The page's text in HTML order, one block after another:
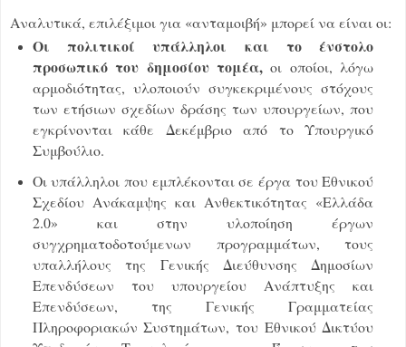
Αναλυτικά, επιλέξιμοι για «ανταμοιβή» μπορεί να είναι οι:
Οι πολιτικοί υπάλληλοι και το ένστολο
προσωπικό του δημοσίου τομέα, οι οποίοι, λόγω
αρμοδιότητας, υλοποιούν συγκεκριμένους στόχους
των ετήσιων σχεδίων δράσης των υπουργείων, που
εγκρίνονται κάθε Δεκέμβριο από το Υπουργικό
Συμβούλιο.
Οι υπάλληλοι που εμπλέκονται σε έργα του Εθνικού
Σχεδίου Ανάκαμψης και Ανθεκτικότητας «Ελλάδα
2.0» και στην υλοποίηση έργων
συγχρηματοδοτούμενων προγραμμάτων, τους
υπαλλήλους της Γενικής Διεύθυνσης Δημοσίων
Επενδύσεων του υπουργείου Ανάπτυξης και
Επενδύσεων, της Γενικής Γραμματείας
Πληροφοριακών Συστημάτων, του Εθνικού Δικτύου